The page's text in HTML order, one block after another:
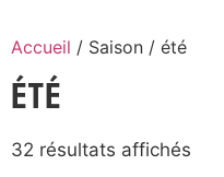
Accueil / Saison / été
ÉTÉ
32 résultats affichés